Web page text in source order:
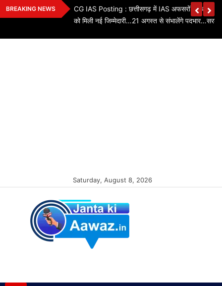
Skip
to
BREAKING NEWS
के तबादले…3 SI,
CG IAS Posting : छत्तीसगढ़ में IAS अफसरों का बड़ा
को मिली नई जिम्मेदारी…21 अगस्त से संभालेंगे
Saturday, August 8, 2026